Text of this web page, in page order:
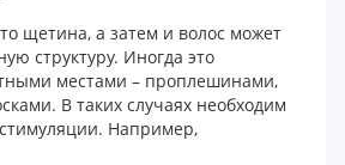
щетина, а затем и волос может
структуру. Иногда это
местами – проплешинами,
В таких случаях необходим
Например,